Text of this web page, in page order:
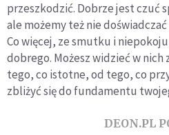
przeszkodzić. Dobrze jest czuć
ale możemy też nie
Co więcej, ze smutku i
dobrego. Możesz widzieć w nich
tego, co istotne, od tego, co
zbliżyć się do fundamentu
DEON.PL